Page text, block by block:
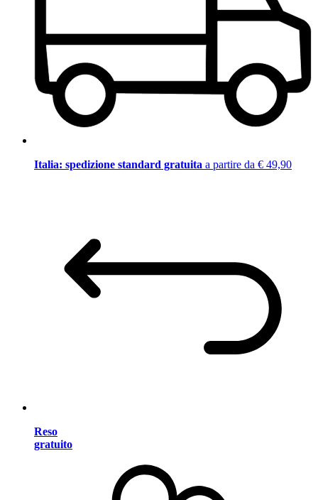
Italia: spedizione standard gratuita a partire da € 49,90
Reso
gratuito